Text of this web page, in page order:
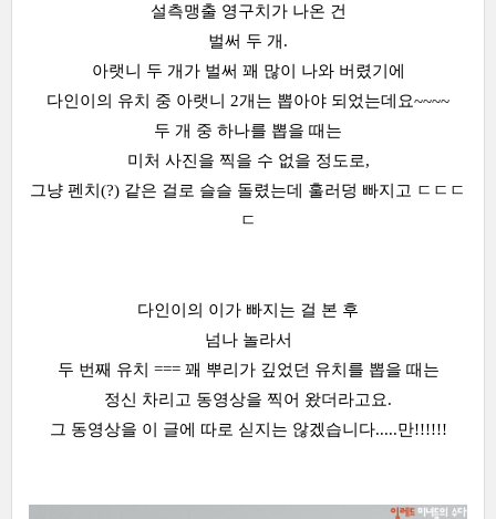
설측맹출 영구치가 나온 건
벌써 두 개.
아랫니 두 개가 벌써 꽤 많이 나와 버렸기에
다인이의 유치 중 아랫니 2개는 뽑아야 되었는데요~~~~
두 개 중 하나를 뽑을 때는
미처 사진을 찍을 수 없을 정도로,
그냥 펜치(?) 같은 걸로 슬슬 돌렸는데 훌러덩 빠지고 ㄷㄷㄷ
ㄷ
다인이의 이가 빠지는 걸 본 후
넘나 놀라서
두 번째 유치 === 꽤 뿌리가 깊었던 유치를 뽑을 때는
정신 차리고 동영상을 찍어 왔더라고요.
그 동영상을 이 글에 따로 싣지는 않겠습니다.....만!!!!!!